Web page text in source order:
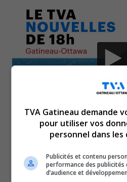
Un autre témoignage percutant
de la petite Chloé, n’en peut
Tensions au sein du service
TVA Gatineau demande
pour utiliser vos
personnel dans les
Publicités et contenu
performance des publicités
d’audience et